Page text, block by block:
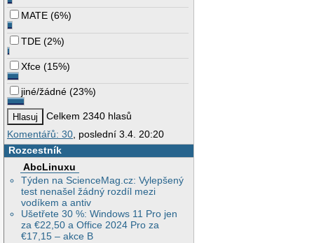
MATE (6%)
TDE (2%)
Xfce (15%)
jiné/žádné (23%)
Celkem 2340 hlasů
Komentářů: 30 , poslední 3.4. 20:20
Rozcestník
AbcLinuxu
Týden na ScienceMag.cz: Vylepšený
test nenašel žádný rozdíl mezi
vodíkem a antiv
Ušetřete 30 %: Windows 11 Pro jen
za €22,50 a Office 2024 Pro za
€17,15 – akce B